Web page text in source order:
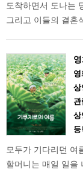
도착하면서 도나는
그리고 이들의 결혼
상
관
상
모두가 기다리던 여
할머니는 매일 일을